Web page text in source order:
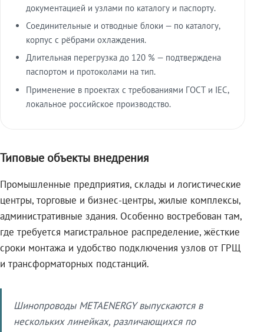
документацией и узлами по каталогу и паспорту.
Соединительные и отводные блоки — по каталогу,
корпус с рёбрами охлаждения.
Длительная перегрузка до 120 % — подтверждена
паспортом и протоколами на тип.
Применение в проектах с требованиями ГОСТ и IEC,
локальное российское производство.
Типовые объекты внедрения
Промышленные предприятия, склады и логистические
центры, торговые и бизнес-центры, жилые комплексы,
административные здания. Особенно востребован там,
где требуется магистральное распределение, жёсткие
сроки монтажа и удобство подключения узлов от ГРЩ
и трансформаторных подстанций.
Шинопроводы METAENERGY выпускаются в
нескольких линейках, различающихся по